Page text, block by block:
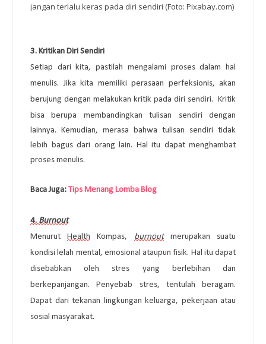
jangan terlalu keras pada diri sendiri (Foto: Pixabay.com)
3. Kritikan Diri Sendiri
Setiap dari kita, pastilah mengalami proses dalam hal
menulis. Jika kita memiliki perasaan perfeksionis, akan
berujung dengan melakukan kritik pada diri sendiri.
Kritik
bisa berupa membandingkan tulisan sendiri dengan
lainnya. Kemudian, merasa bahwa tulisan sendiri tidak
lebih bagus dari orang lain. Hal itu dapat menghambat
proses menulis.
Baca Juga: Tips Menang Lomba Blog
4. Burnout
Menurut
Health Kompas, burnout
merupakan suatu
kondisi lelah mental, emosional ataupun fisik. Hal itu dapat
disebabkan oleh stres yang berlebihan dan
berkepanjangan. Penyebab stres, tentulah beragam.
Dapat dari tekanan lingkungan keluarga, pekerjaan atau
sosial masyarakat.